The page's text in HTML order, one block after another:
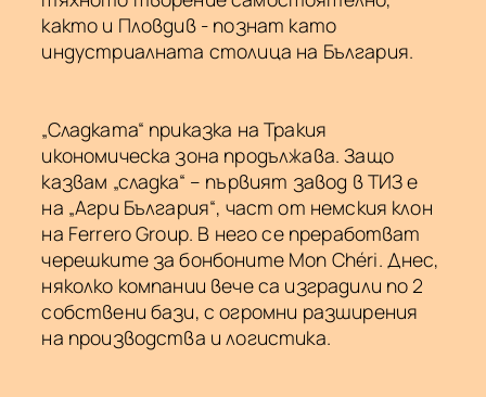
както и Пловдив - познат като
индустриалната столица на България.
„Сладката“ приказка на Тракия
икономическа зона продължава. Защо
казвам „сладка“ – първият завод в ТИЗ е
на „Агри България“, част от немския клон
на Ferrero Group. В него се преработват
черешките за бонбоните Mon Chéri. Днес,
няколко компании вече са изградили по 2
собствени бази, с огромни разширения
на производства и логистика.